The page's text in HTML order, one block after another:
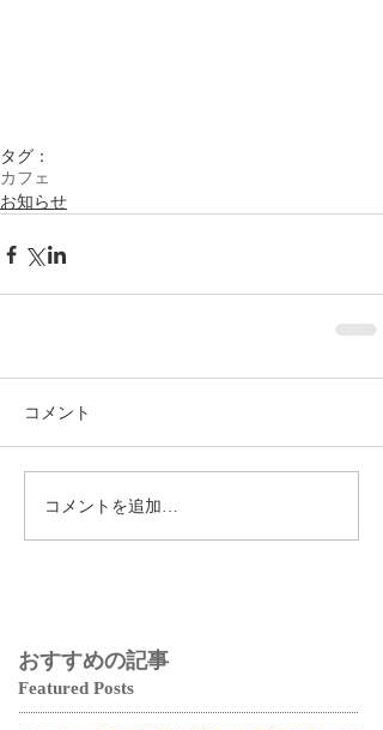
タグ：
カフェ
お知らせ
コメント
コメントを追加…
おすすめの記事
Featured Posts